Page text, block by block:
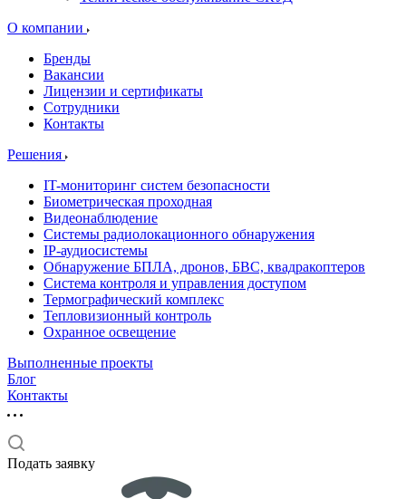
О компании
Бренды
Вакансии
Лицензии и сертификаты
Сотрудники
Контакты
Решения
IT-мониторинг систем безопасности
Биометрическая проходная
Видеонаблюдение
Системы радиолокационного обнаружения
IP-аудиосистемы
Обнаружение БПЛА, дронов, БВС, квадракоптеров
Система контроля и управления доступом
Термографический комплекс
Тепловизионный контроль
Охранное освещение
Выполненные проекты
Блог
Контакты
Подать заявку